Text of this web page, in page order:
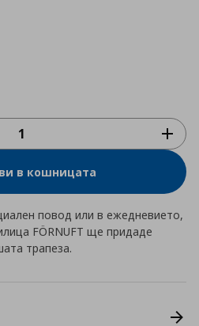
в кошницата
повод или в ежедневието,
FÖRNUFT ще придаде
трапеза.